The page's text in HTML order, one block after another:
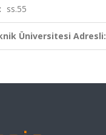
ss.55
Üniversitesi Adresli: